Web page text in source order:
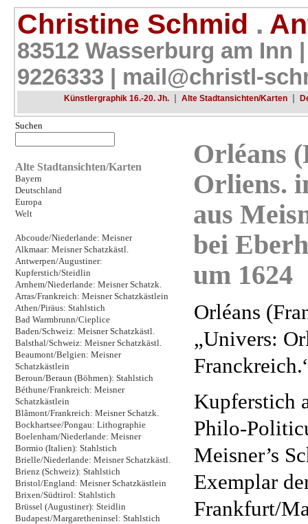
Christine Schmid .
83512 Wasserburg am Inn
9226333 | mail@christl-
Künstlergraphik 16.-20. Jh. | Alte Stadtansichten/Karten |
Suchen
Alte Stadtansichten/Karten
Bayern
Deutschland
Europa
Welt
Abcoude/Niederlande: Meisner
Alkmaar: Meisner Schatzkästl.
Antwerpen/Augustiner:
Kupferstich/Steidlin
Arnhem/Niederlande: Meisner Schatzk.
Arras/Frankreich: Meisner Schatzkästlein
Athen/Piräus: Stahlstich
Bad Warmbrunn/Cieplice
Baden/Schweiz: Meisner Schatzkästl.
Balsthal/Schweiz: Meisner Schatzkästl.
Beaumont/Belgien: Meisner
Schatzkästlein
Beroun/Beraun (Böhmen): Stahlstich
Béthune/Frankreich: Meisner
Schatzkästlein
Blâmont/Frankreich: Meisner Schatzk.
Bockhartsee/Pongau: Lithographie
Boelenham/Niederlande: Meisner
Bormio (Italien): Stahlstich
Brielle/Niederlande: Meisner Schatzkästl.
Brienz (Schweiz): Stahlstich
Bristol/England: Meisner Schatzkästlein
Brixen/Südtirol: Stahlstich
Brüssel (Augustiner): Steidlin
Budapest/Margaretheninsel: Stahlstich
Orléans
Orliens.
aus
bei
um 1624
Orléans
„Univers:
Kupferstich
Philo-
Meisner’s
Exemplar
Frankfurt/